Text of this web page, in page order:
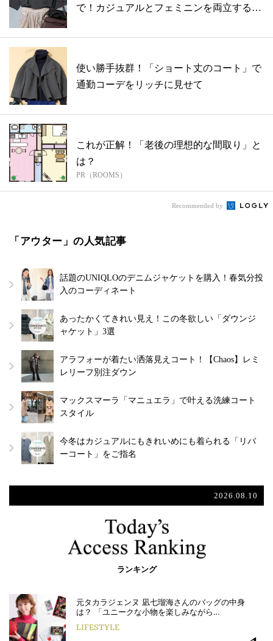
で！カジュアルとフェミニンを両立する着
使い勝手抜群！「ショート丈のコート」で
通勤コーデをリッチに見せて
これが正解！「老後の理想的な間取り」と
は？
PR（ROOMS）
Recommended by
「アウター」の人気記事
話題のUNIQLOのデニムジャケットを購入！春気分投
入のコーディネート
あったかくてきれい見え！この冬欲しい「ダウンジ
ャケット」3選
アラフォーが着たい洒落見えコート！【Chaos】レミ
レリーフ別注ダウン
マックスマーラ「マニュエラ」で叶える洗練コート
スタイル
今冬はカジュアルにもきれいめにも着られる「リバ
ーコート」をご指名
2026.08.10
ランキング
元タカラジェンヌ 凪七瑠海さんのバッグの中身
は？ 「ユニークな小物を楽しみながら…
LIFESTYLE